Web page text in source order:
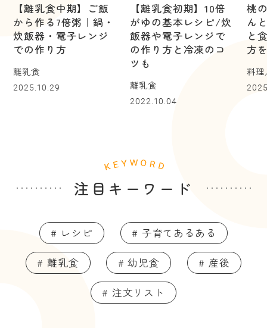
【離乳食中期】ご飯
から作る7倍粥｜鍋・
炊飯器・電子レンジ
での作り方
離乳食
2025.10.29
【離乳食初期】10倍
がゆの基本レシピ/炊
飯器や電子レンジで
の作り方と冷凍のコ
ツも
離乳食
2022.10.04
桃
ん
と
方
料
注目キーワード
# レシピ # 子育てあるある
# 離乳食 # 幼児食 # 産後
# 注文リスト